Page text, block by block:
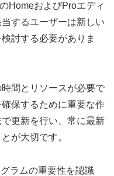
HomeおよびProエディ
するユーザーは新しい
討する必要がありま
間とリソースが必要で
保するために重要な作
更新を行い、常に最新
が大切です。
ラムの重要性を認識